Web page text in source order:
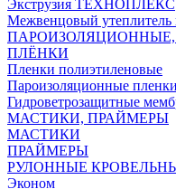
Экструзия ТЕХНОПЛЕКС
Межвенцовый утеплитель
ПЛЁНКИ
Пленки полиэтиленовые
Пароизоляционные пленки
Гидроветрозащитные
МАСТИКИ, ПРАЙМЕРЫ
МАСТИКИ
ПРАЙМЕРЫ
РУЛОННЫЕ
Эконом